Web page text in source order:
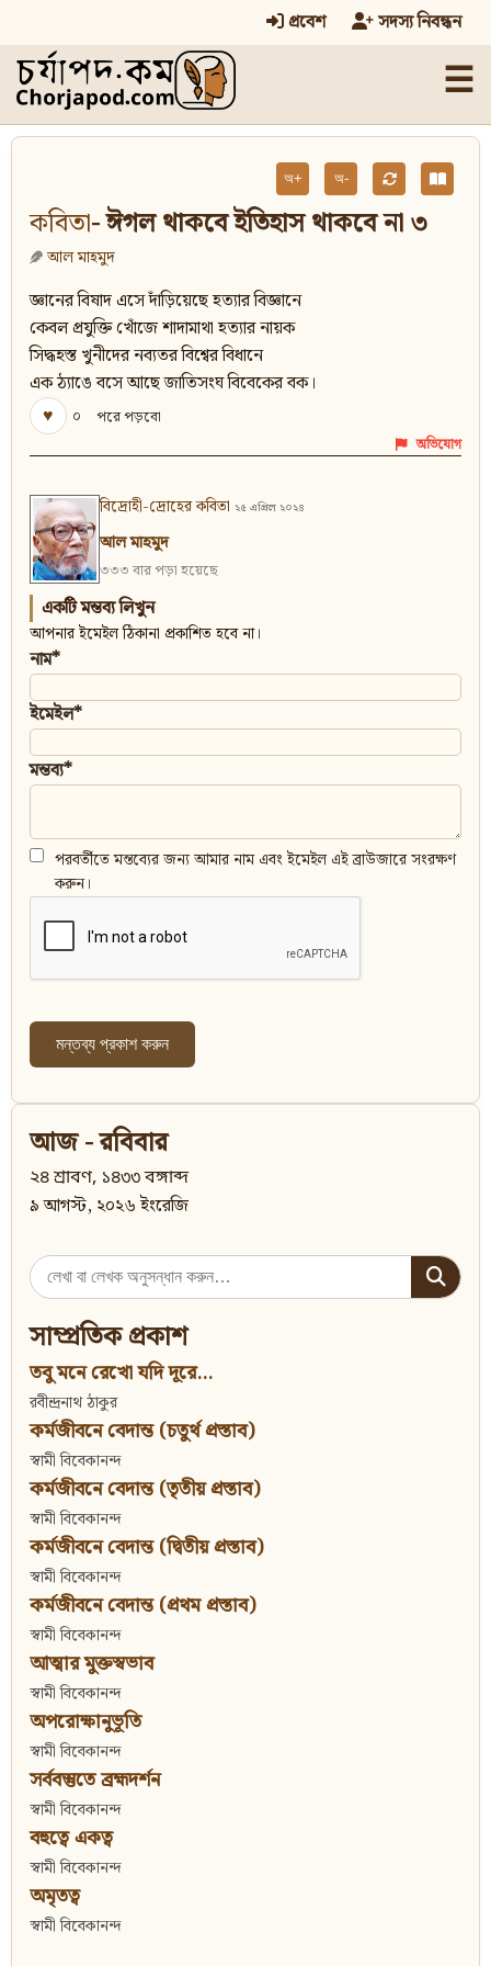
প্রবেশ সদস্য নিবন্ধন
☰
অ+ অ-
কবিতা- ঈগল থাকবে ইতিহাস থাকবে না ৩
আল মাহমুদ
জ্ঞানের বিষাদ এসে দাঁড়িয়েছে হত্যার বিজ্ঞানে
কেবল প্রযুক্তি খোঁজে শাদামাথা হত্যার নায়ক
সিদ্ধহস্ত খুনীদের নব্যতর বিশ্বের বিধানে
এক ঠ্যাঙে বসে আছে জাতিসংঘ বিবেকের বক।
♥
০ পরে পড়বো
অভিযোগ
বিদ্রোহী-দ্রোহের কবিতা ২৫ এপ্রিল ২০২৪
আল মাহমুদ
৩৩৩ বার পড়া হয়েছে
একটি মন্তব্য লিখুন
আপনার ইমেইল ঠিকানা প্রকাশিত হবে না।
নাম*
ইমেইল*
মন্তব্য*
পরবর্তীতে মন্তব্যের জন্য আমার নাম এবং ইমেইল এই ব্রাউজারে সংরক্ষণ
করুন।
আজ - রবিবার
২৪ শ্রাবণ, ১৪৩৩ বঙ্গাব্দ
৯ আগস্ট, ২০২৬ ইংরেজি
Search
for:
সাম্প্রতিক প্রকাশ
তবু মনে রেখো যদি দূরে...
রবীন্দ্রনাথ ঠাকুর
কর্মজীবনে বেদান্ত (চতুর্থ প্রস্তাব)
স্বামী বিবেকানন্দ
কর্মজীবনে বেদান্ত (তৃতীয় প্রস্তাব)
স্বামী বিবেকানন্দ
কর্মজীবনে বেদান্ত (দ্বিতীয় প্রস্তাব)
স্বামী বিবেকানন্দ
কর্মজীবনে বেদান্ত (প্রথম প্রস্তাব)
স্বামী বিবেকানন্দ
আত্মার মুক্তস্বভাব
স্বামী বিবেকানন্দ
অপরোক্ষানুভূতি
স্বামী বিবেকানন্দ
সর্ববস্তুতে ব্রহ্মদর্শন
স্বামী বিবেকানন্দ
বহুত্বে একত্ব
স্বামী বিবেকানন্দ
অমৃতত্ব
স্বামী বিবেকানন্দ